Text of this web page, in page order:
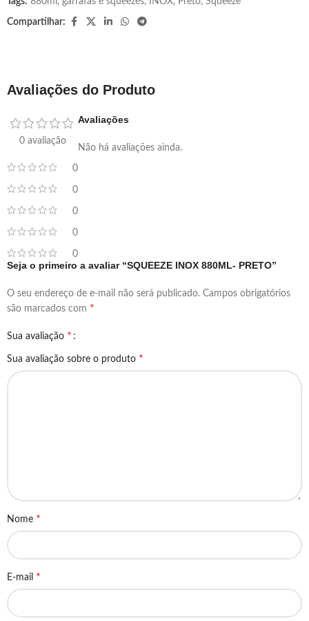
Compartilhar:
Avaliações do Produto
0 avaliação
0
0
0
0
0
Avaliações
Não há avaliações ainda.
Seja o primeiro a avaliar “SQUEEZE INOX 880ML- PRETO”
O seu endereço de e-mail não será publicado. Campos obrigatórios
são marcados com *
Sua avaliação *
Sua avaliação sobre o produto *
Nome *
E-mail *